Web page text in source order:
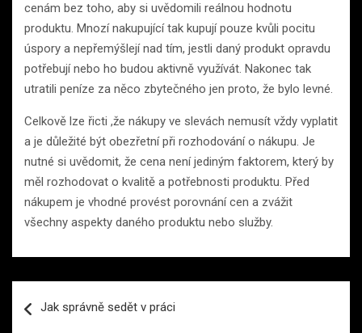
cenám bez toho, aby si uvědomili reálnou hodnotu
produktu. Mnozí nakupující tak kupují pouze kvůli pocitu
úspory a nepřemýšlejí nad tím, jestli daný produkt opravdu
potřebují nebo ho budou aktivně využívát. Nakonec tak
utratili peníze za něco zbytečného jen proto, že bylo levné.
Celkově lze řicti ,že nákupy ve slevách nemusít vždy vyplatit
a je důležité být obezřetní při rozhodování o nákupu. Je
nutné si uvědomit, že cena není jediným faktorem, který by
měl rozhodovat o kvalitě a potřebnosti produktu. Před
nákupem je vhodné provést porovnání cen a zvážit
všechny aspekty daného produktu nebo služby.
proJak správně sedět v práci